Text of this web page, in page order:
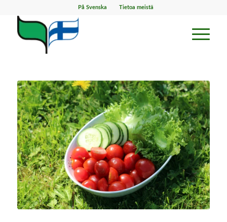
På Svenska Tietoa meistä